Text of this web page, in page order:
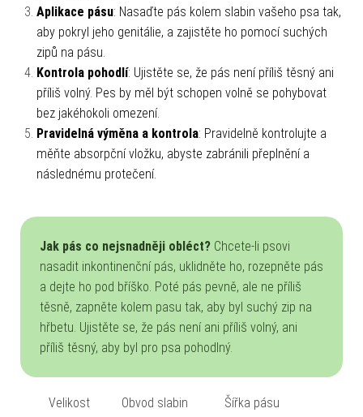
Aplikace pásu: Nasaďte pás kolem slabin vašeho psa tak,
aby pokryl jeho genitálie, a zajistěte ho pomocí suchých
zipů na pásu.
Kontrola pohodlí: Ujistěte se, že pás není příliš těsný ani
příliš volný. Pes by měl být schopen volně se pohybovat
bez jakéhokoli omezení.
Pravidelná výměna a kontrola: Pravidelně kontrolujte a
měňte absorpční vložku, abyste zabránili přeplnění a
následnému protečení.
Jak pás co nejsnadněji obléct? Chcete-li psovi
nasadit inkontinenční pás, uklidněte ho, rozepněte pás
a dejte ho pod bříško. Poté pás pevně, ale ne příliš
těsně, zapněte kolem pasu tak, aby byl suchý zip na
hřbetu. Ujistěte se, že pás není ani příliš volný, ani
příliš těsný, aby byl pro psa pohodlný.
Velikost Obvod slabin Šířka pásu